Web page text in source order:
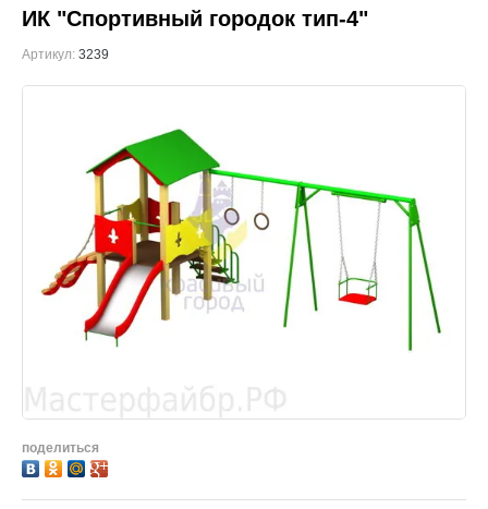
ИК "Спортивный городок тип-4"
Артикул: 3239
поделиться